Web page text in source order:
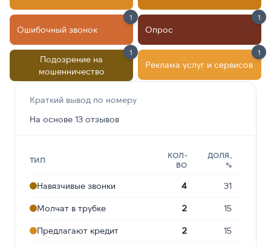
Ошибочный звонок
1
Опрос
1
Подозрение на
мошенничество
1
Реклама услуг и сервисов
1
Краткий вывод по номеру
На основе 13 отзывов
ТИП
КОЛ-
ВО
ДОЛЯ,
%
Навязчивые звонки 4 31
Молчат в трубке 2 15
Предлагают кредит 2 15